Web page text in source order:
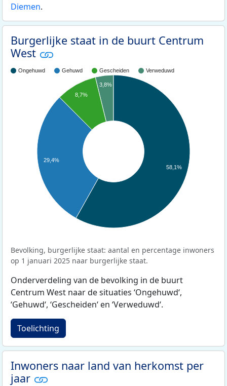
Diemen.
Burgerlijke staat in de buurt Centrum
West
Ongehuwd Gehuwd Gescheiden Verweduwd
3,8%
8,7%
29,4%
58,1%
Bevolking, burgerlijke staat: aantal en percentage inwoners
op 1 januari 2025 naar burgerlijke staat.
Onderverdeling van de bevolking in de buurt
Centrum West naar de situaties ‘Ongehuwd‘,
‘Gehuwd‘, ‘Gescheiden‘ en ‘Verweduwd‘.
Toelichting
Inwoners naar land van herkomst per
jaar